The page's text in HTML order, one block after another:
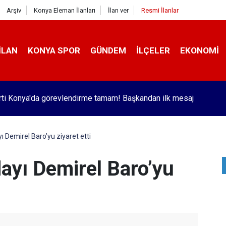
Arşiv Konya Eleman İlanları İlan ver Resmi İlanlar
KONYA SPOR GÜNDEM İLÇELER EKONOMI
trafik kazasında 2 kişi yaralandı
Demirel Baro’yu ziyaret etti
Demirel Baro’yu